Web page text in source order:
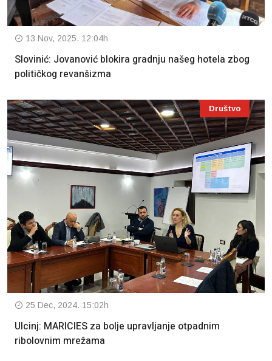
13 Nov, 2025. 12:04h
Slovinić: Jovanović blokira gradnju našeg hotela zbog
političkog revanšizma
Društvo
25 Dec, 2024. 15:02h
Ulcinj: MARICIES za bolje upravljanje otpadnim
ribolovnim mrežama